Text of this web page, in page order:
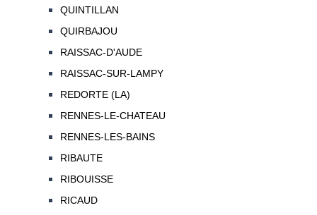
QUINTILLAN
QUIRBAJOU
RAISSAC-D'AUDE
RAISSAC-SUR-LAMPY
REDORTE (LA)
RENNES-LE-CHATEAU
RENNES-LES-BAINS
RIBAUTE
RIBOUISSE
RICAUD